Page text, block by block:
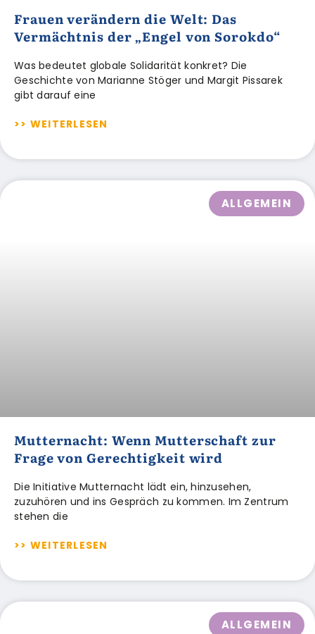
Frauen verändern die Welt: Das
Vermächtnis der „Engel von Sorokdo“
Was bedeutet globale Solidarität konkret? Die
Geschichte von Marianne Stöger und Margit Pissarek
gibt darauf eine
>> WEITERLESEN
ALLGEMEIN
Mutternacht: Wenn Mutterschaft zur
Frage von Gerechtigkeit wird
Die Initiative Mutternacht lädt ein, hinzusehen,
zuzuhören und ins Gespräch zu kommen. Im Zentrum
stehen die
>> WEITERLESEN
ALLGEMEIN